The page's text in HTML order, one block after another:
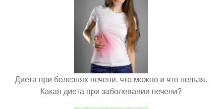
Диета при болезнях печени, что можно и что нельзя.
Какая диета при заболевании печени?